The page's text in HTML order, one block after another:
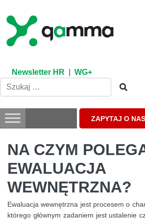
content
Newsletter HR WG+
ZAPYTAJ O
NA CZYM
EWALUACJA
WEWNĘTRZNA?
Ewaluacja wewnętrzna jest procesem o
którego głównym zadaniem jest ustalenie